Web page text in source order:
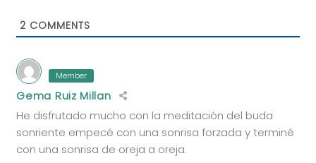
2 COMMENTS
Member
Gema Ruiz Millan
He disfrutado mucho con la meditación del buda
sonriente empecé con una sonrisa forzada y terminé
con una sonrisa de oreja a oreja.